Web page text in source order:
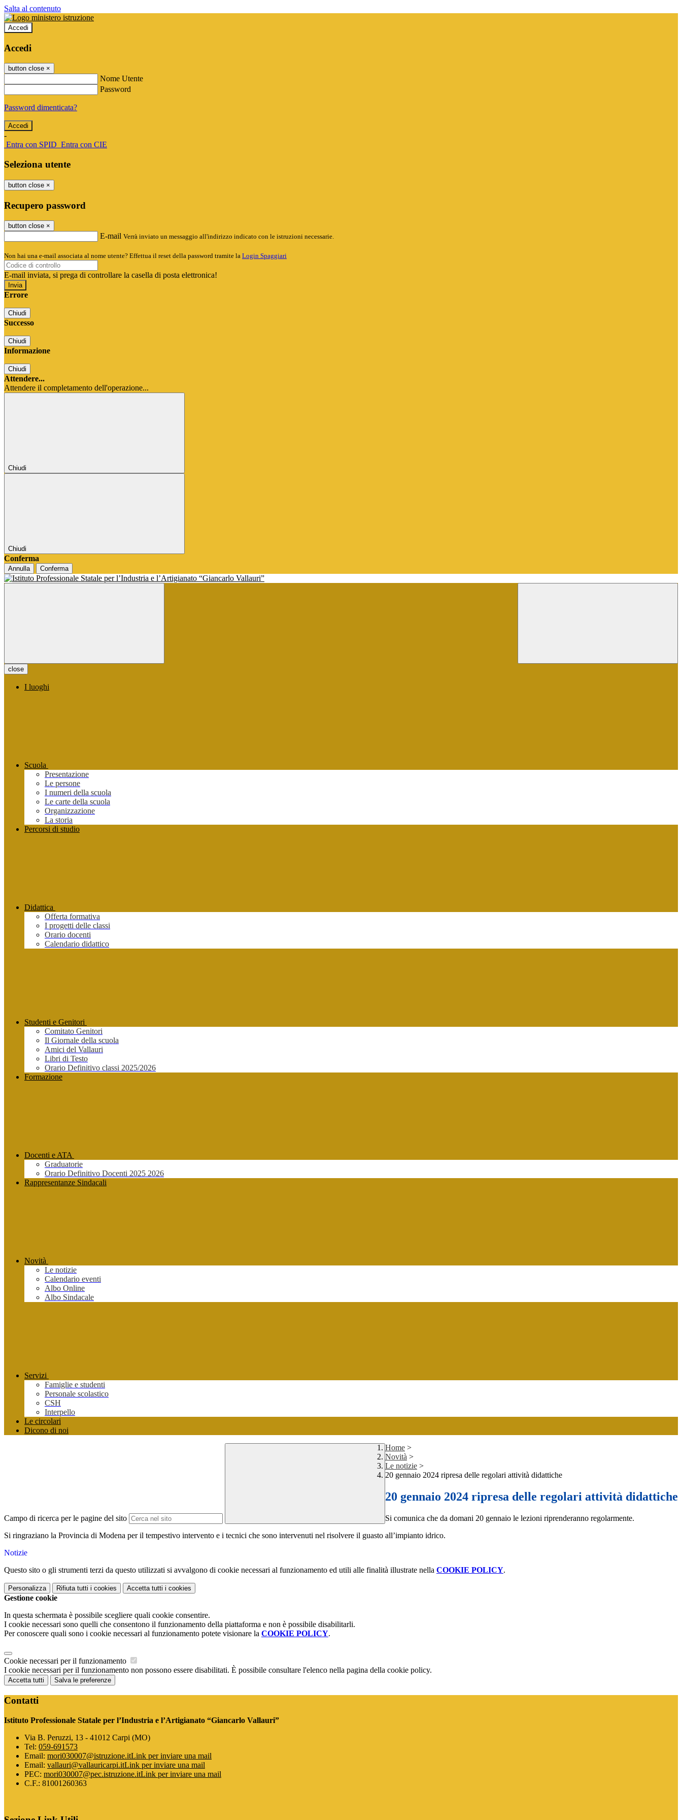
Salta al contenuto
Accedi
Accedi
button close ×
Nome Utente
Password
Password dimenticata?
-
Entra con SPID Entra con CIE
Seleziona utente
button close ×
Recupero password
button close ×
E-mail Verrà inviato un messaggio all'indirizzo indicato con le istruzioni necessarie.
Non hai una e-mail associata al nome utente? Effettua il reset della password tramite la Login Spaggiari
E-mail inviata, si prega di controllare la casella di posta elettronica!
Errore
Chiudi
Successo
Chiudi
Informazione
Chiudi
Attendere...
Attendere il completamento dell'operazione...
Chiudi
Chiudi
Conferma
Annulla Conferma
close
I luoghi
Scuola
Presentazione
Le persone
I numeri della scuola
Le carte della scuola
Organizzazione
La storia
Percorsi di studio
Didattica
Offerta formativa
I progetti delle classi
Orario docenti
Calendario didattico
Studenti e Genitori
Comitato Genitori
Il Giornale della scuola
Amici del Vallauri
Libri di Testo
Orario Definitivo classi 2025/2026
Formazione
Docenti e ATA
Graduatorie
Orario Definitivo Docenti 2025 2026
Rappresentanze Sindacali
Novità
Le notizie
Calendario eventi
Albo Online
Albo Sindacale
Servizi
Famiglie e studenti
Personale scolastico
CSH
Interpello
Le circolari
Dicono di noi
Campo di ricerca per le pagine del sito
Home >
Novità >
Le notizie >
20 gennaio 2024 ripresa delle regolari attività didattiche
20 gennaio 2024 ripresa delle regolari attività didattiche
Si comunica che da domani 20 gennaio le lezioni riprenderanno regolarmente.
Si ringraziano la Provincia di Modena per il tempestivo intervento e i tecnici che sono intervenuti nel risolvere il guasto all’impianto idrico.
Notizie
Questo sito o gli strumenti terzi da questo utilizzati si avvalgono di cookie necessari al funzionamento ed utili alle finalità illustrate nella COOKIE POLICY.
Personalizza Rifiuta tutti i cookies Accetta tutti i cookies
Gestione cookie
In questa schermata è possibile scegliere quali cookie consentire.
I cookie necessari sono quelli che consentono il funzionamento della piattaforma e non è possibile disabilitarli.
Per conoscere quali sono i cookie necessari al funzionamento potete visionare la COOKIE POLICY.
Cookie necessari per il funzionamento
I cookie necessari per il funzionamento non possono essere disabilitati. È possibile consultare l'elenco nella pagina della cookie policy.
Accetta tutti Salva le preferenze
Contatti
Istituto Professionale Statale per l’Industria e l’Artigianato “Giancarlo Vallauri”
Via B. Peruzzi, 13 - 41012 Carpi (MO)
Tel: 059-691573
Email: mori030007@istruzione.itLink per inviare una mail
Email: vallauri@vallauricarpi.itLink per inviare una mail
PEC: mori030007@pec.istruzione.itLink per inviare una mail
C.F.: 81001260363